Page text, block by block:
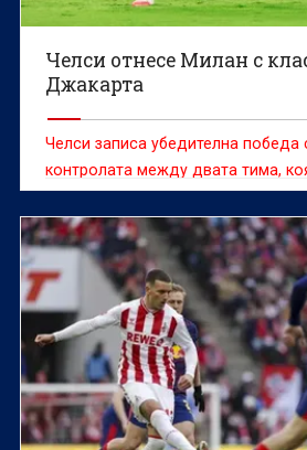
Челси отнесе Милан с
Джакарта
Челси записа убедителна
контролата между двата тима,
Джакарта, Индонезия